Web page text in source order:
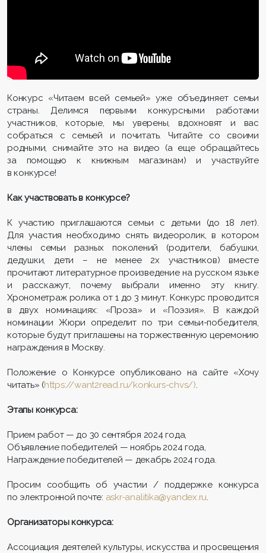
Конкурс «Читаем всей семьей» уже объединяет семьи
страны. Делимся первыми конкурсными работами
участников, которые, мы уверены, вдохновят и вас
собраться с семьей и почитать. Читайте со своими
родными, снимайте это на видео (а еще обращайтесь
за помощью к книжным магазинам) и участвуйте
в конкурсе!
Как участвовать в конкурсе?
К участию приглашаются семьи с детьми (до 18 лет).
Для участия необходимо снять видеоролик, в котором
члены семьи разных поколений (родители, бабушки,
дедушки, дети – не менее 2х участников) вместе
прочитают литературное произведение на русском языке
и расскажут, почему выбрали именно эту книгу.
Хронометраж ролика от 1 до 3 минут. Конкурс проводится
в двух номинациях: «Проза» и «Поэзия». В каждой
номинации Жюри определит по три семьи-победителя,
которые будут приглашены на торжественную церемонию
награждения в Москву.
Положение о Конкурсе опубликовано на сайте «Хочу
читать» (https://want2read.ru/konkurs-chvs/).
Этапы конкурса:
Прием работ — до 30 сентября 2024 года,
Объявление победителей — ноябрь 2024 года,
Награждение победителей — декабрь 2024 года.
Просим сообщить об участии / поддержке конкурса
по электронной почте: askr-analitika@yandex.ru.
Организаторы конкурса:
Ассоциация деятелей культуры, искусства и просвещения